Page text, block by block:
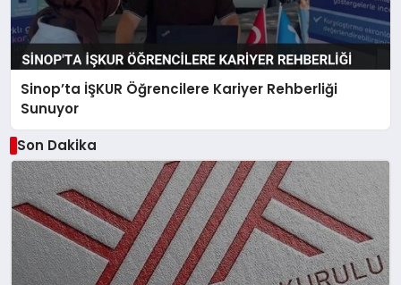
Sinop’ta İŞKUR Öğrencilere Kariyer Rehberliği
Sunuyor
Son Dakika